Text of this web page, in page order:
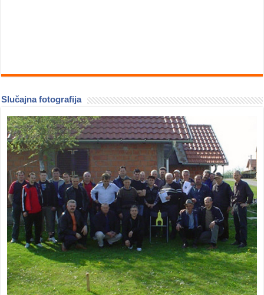
Slučajna fotografija